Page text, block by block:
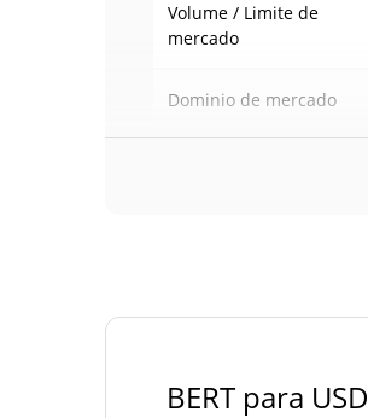
Volume / Limite de
mercado
Dominio de mercado
BERT para USD